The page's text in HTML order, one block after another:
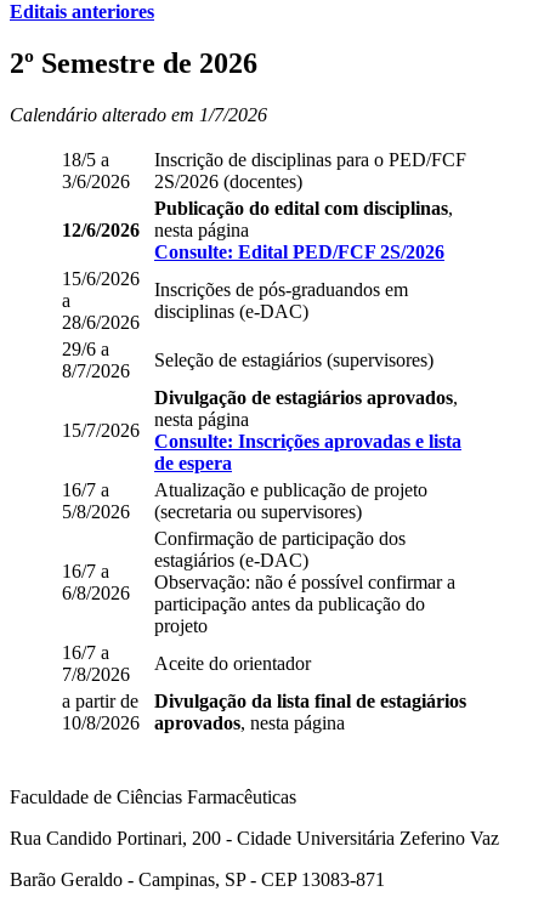
Editais anteriores
2º Semestre de 2026
Calendário alterado em 1/7/2026
18/5 a
3/6/2026
Inscrição de disciplinas para o PED/FCF
2S/2026 (docentes)
12/6/2026
Publicação do edital com disciplinas,
nesta página
Consulte: Edital PED/FCF 2S/2026
15/6/2026
a
28/6/2026
Inscrições de pós-graduandos em
disciplinas (e-DAC)
29/6 a
8/7/2026
Seleção de estagiários (supervisores)
15/7/2026
Divulgação de estagiários aprovados,
nesta página
Consulte: Inscrições aprovadas e lista
de espera
16/7 a
5/8/2026
Atualização e publicação de projeto
(secretaria ou supervisores)
16/7 a
6/8/2026
Confirmação de participação dos
estagiários (e-DAC)
Observação: não é possível confirmar a
participação antes da publicação do
projeto
16/7 a
7/8/2026
Aceite do orientador
a partir de
10/8/2026
Divulgação da lista final de estagiários
aprovados, nesta página
Faculdade de Ciências Farmacêuticas
Rua Candido Portinari, 200 - Cidade Universitária Zeferino Vaz
Barão Geraldo - Campinas, SP - CEP 13083-871